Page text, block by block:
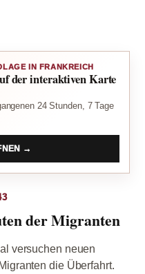
IN FRANKREICH
der interaktiven Karte
24 Stunden, 7 Tage
→
der Migranten
versuchen neuen
die Überfahrt.